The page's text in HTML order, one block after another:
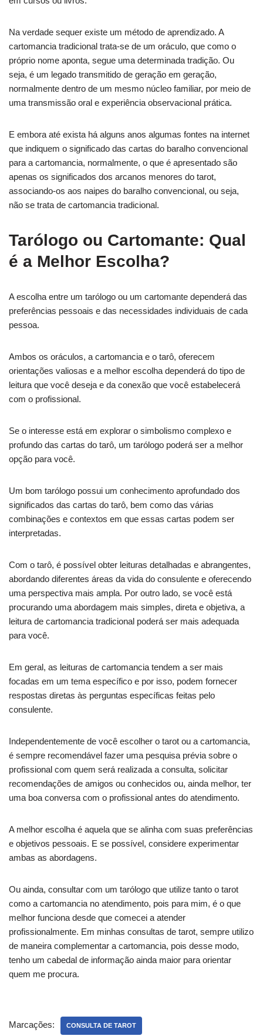
Na verdade sequer existe um método de aprendizado. A
cartomancia tradicional trata-se de um oráculo, que como o
próprio nome aponta, segue uma determinada tradição. Ou
seja, é um legado transmitido de geração em geração,
normalmente dentro de um mesmo núcleo familiar, por meio de
uma transmissão oral e experiência observacional prática.
E embora até exista há alguns anos algumas fontes na internet
que indiquem o significado das cartas do baralho convencional
para a cartomancia, normalmente, o que é apresentado são
apenas os significados dos arcanos menores do tarot,
associando-os aos naipes do baralho convencional, ou seja,
não se trata de cartomancia tradicional.
Tarólogo ou Cartomante: Qual
é a Melhor Escolha?
A escolha entre um tarólogo ou um cartomante dependerá das
preferências pessoais e das necessidades individuais de cada
pessoa.
Ambos os oráculos, a cartomancia e o tarô, oferecem
orientações valiosas e a melhor escolha dependerá do tipo de
leitura que você deseja e da conexão que você estabelecerá
com o profissional.
Se o interesse está em explorar o simbolismo complexo e
profundo das cartas do tarô, um tarólogo poderá ser a melhor
opção para você.
Um bom tarólogo possui um conhecimento aprofundado dos
significados das cartas do tarô, bem como das várias
combinações e contextos em que essas cartas podem ser
interpretadas.
Com o tarô, é possível obter leituras detalhadas e abrangentes,
abordando diferentes áreas da vida do consulente e oferecendo
uma perspectiva mais ampla. Por outro lado, se você está
procurando uma abordagem mais simples, direta e objetiva, a
leitura de cartomancia tradicional poderá ser mais adequada
para você.
Em geral, as leituras de cartomancia tendem a ser mais
focadas em um tema específico e por isso, podem fornecer
respostas diretas às perguntas específicas feitas pelo
consulente.
Independentemente de você escolher o tarot ou a cartomancia,
é sempre recomendável fazer uma pesquisa prévia sobre o
profissional com quem será realizada a consulta, solicitar
recomendações de amigos ou conhecidos ou, ainda melhor, ter
uma boa conversa com o profissional antes do atendimento.
A melhor escolha é aquela que se alinha com suas preferências
e objetivos pessoais. E se possível, considere experimentar
ambas as abordagens.
Ou ainda, consultar com um tarólogo que utilize tanto o tarot
como a cartomancia no atendimento, pois para mim, é o que
melhor funciona desde que comecei a atender
profissionalmente. Em minhas consultas de tarot, sempre utilizo
de maneira complementar a cartomancia, pois desse modo,
tenho um cabedal de informação ainda maior para orientar
quem me procura.
Marcações: CONSULTA DE TAROT